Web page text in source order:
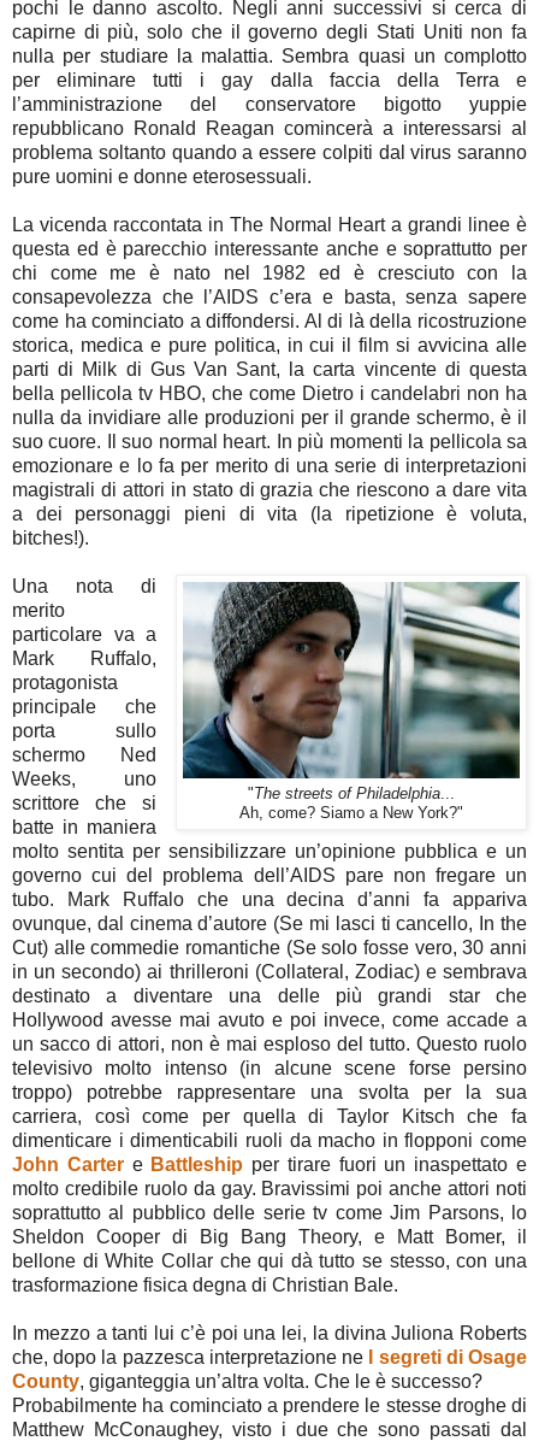
pochi le danno ascolto. Negli anni successivi si cerca di
capirne di più, solo che il governo degli Stati Uniti non fa
nulla per studiare la malattia. Sembra quasi un complotto
per eliminare tutti i gay dalla faccia della Terra e
l’amministrazione del conservatore bigotto yuppie
repubblicano Ronald Reagan comincerà a interessarsi al
problema soltanto quando a essere colpiti dal virus saranno
pure uomini e donne eterosessuali.
La vicenda raccontata in The Normal Heart a grandi linee è
questa ed è parecchio interessante anche e soprattutto per
chi come me è nato nel 1982 ed è cresciuto con la
consapevolezza che l’AIDS c’era e basta, senza sapere
come ha cominciato a diffondersi. Al di là della ricostruzione
storica, medica e pure politica, in cui il film si avvicina alle
parti di Milk di Gus Van Sant, la carta vincente di questa
bella pellicola tv HBO, che come Dietro i candelabri non ha
nulla da invidiare alle produzioni per il grande schermo, è il
suo cuore. Il suo normal heart. In più momenti la pellicola sa
emozionare e lo fa per merito di una serie di interpretazioni
magistrali di attori in stato di grazia che riescono a dare vita
a dei personaggi pieni di vita (la ripetizione è voluta,
bitches!).
" The streets of Philadelphia...
Ah, come? Siamo a New York?"
Una nota di
merito
particolare va a
Mark Ruffalo,
protagonista
principale che
porta sullo
schermo Ned
Weeks, uno
scrittore che si
batte in maniera
molto sentita per sensibilizzare un’opinione pubblica e un
governo cui del problema dell’AIDS pare non fregare un
tubo. Mark Ruffalo che una decina d’anni fa appariva
ovunque, dal cinema d’autore (Se mi lasci ti cancello, In the
Cut) alle commedie romantiche (Se solo fosse vero, 30 anni
in un secondo) ai thrilleroni (Collateral, Zodiac) e sembrava
destinato a diventare una delle più grandi star che
Hollywood avesse mai avuto e poi invece, come accade a
un sacco di attori, non è mai esploso del tutto. Questo ruolo
televisivo molto intenso (in alcune scene forse persino
troppo) potrebbe rappresentare una svolta per la sua
carriera, così come per quella di Taylor Kitsch che fa
dimenticare i dimenticabili ruoli da macho in flopponi come
John Cartere Battleship per tirare fuori un inaspettato e
molto credibile ruolo da gay. Bravissimi poi anche attori noti
soprattutto al pubblico delle serie tv come Jim Parsons, lo
Sheldon Cooper di Big Bang Theory, e Matt Bomer, il
bellone di White Collar che qui dà tutto se stesso, con una
trasformazione fisica degna di Christian Bale.
In mezzo a tanti lui c’è poi una lei, la divina Juliona Roberts
che, dopo la pazzesca interpretazione ne
I segreti di Osage
County, giganteggia un’altra volta. Che le è successo?
Probabilmente ha cominciato a prendere le stesse droghe di
Matthew McConaughey, visto i due che sono passati dal